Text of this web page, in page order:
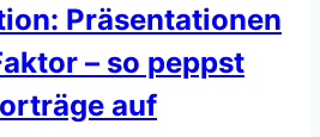
Präsentationen
– so peppst
auf